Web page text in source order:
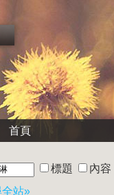
首頁
標題
內容
站»